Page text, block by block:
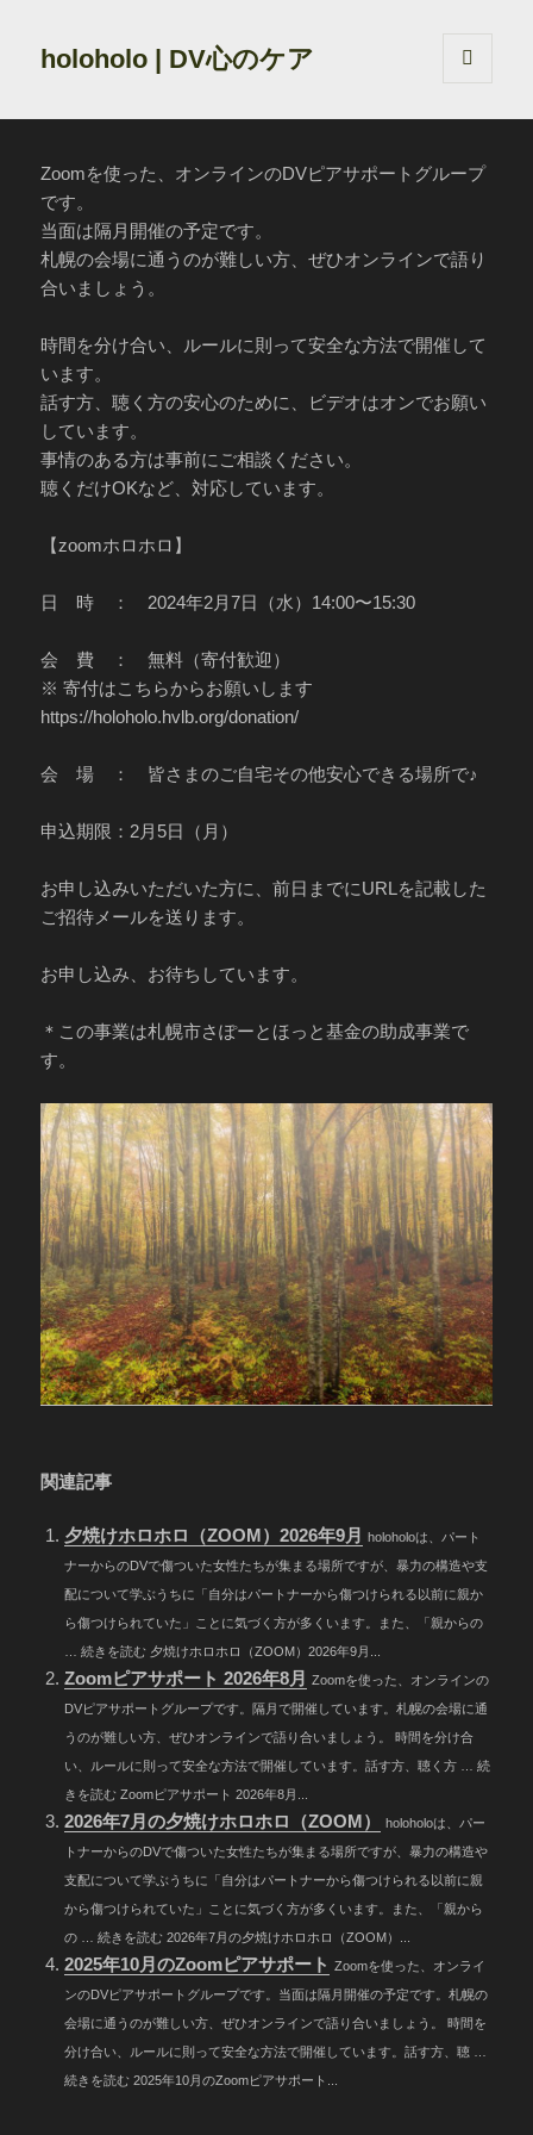
holoholo | DV心のケア
ーとウ
Zoomを使った、オンラインのDVピアサポートグループ
です。
当面は隔月開催の予定です。
札幌の会場に通うのが難しい方、ぜひオンラインで語り
合いましょう。
時間を分け合い、ルールに則って安全な方法で開催して
います。
話す方、聴く方の安心のために、ビデオはオンでお願い
しています。
事情のある方は事前にご相談ください。
聴くだけOKなど、対応しています。
【zoomホロホロ】
日 時 ： 2024年2月7日（水）14:00〜15:30
会 費 ： 無料（寄付歓迎）
※ 寄付はこちらからお願いします
https://holoholo.hvlb.org/donation/
会 場 ： 皆さまのご自宅その他安心できる場所で♪
申込期限：2月5日（月）
お申し込みいただいた方に、前日までにURLを記載した
ご招待メールを送ります。
お申し込み、お待ちしています。
＊この事業は札幌市さぽーとほっと基金の助成事業で
す。
関連記事
夕焼けホロホロ（ZOOM）2026年9月
holoholoは、パート
ナーからのDVで傷ついた女性たちが集まる場所ですが、暴力の構造や支
配について学ぶうちに「自分はパートナーから傷つけられる以前に親か
ら傷つけられていた」ことに気づく方が多くいます。また、「親からの
… 続きを読む 夕焼けホロホロ（ZOOM）2026年9月...
Zoomピアサポート 2026年8月
Zoomを使った、オンラインの
DVピアサポートグループです。隔月で開催しています。札幌の会場に通
うのが難しい方、ぜひオンラインで語り合いましょう。 時間を分け合
い、ルールに則って安全な方法で開催しています。話す方、聴く方 … 続
きを読む Zoomピアサポート 2026年8月...
2026年7月の夕焼けホロホロ（ZOOM）
holoholoは、パー
トナーからのDVで傷ついた女性たちが集まる場所ですが、暴力の構造や
支配について学ぶうちに「自分はパートナーから傷つけられる以前に親
から傷つけられていた」ことに気づく方が多くいます。また、「親から
の … 続きを読む 2026年7月の夕焼けホロホロ（ZOOM）...
2025年10月のZoomピアサポート
Zoomを使った、オンライ
ンのDVピアサポートグループです。当面は隔月開催の予定です。札幌の
会場に通うのが難しい方、ぜひオンラインで語り合いましょう。 時間を
分け合い、ルールに則って安全な方法で開催しています。話す方、聴 …
続きを読む 2025年10月のZoomピアサポート...